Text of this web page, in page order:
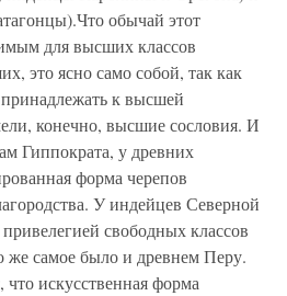
обычай этот
для высших классов
это ясно само собой, так как
к высшей
конечно, высшие сословия. И
Гиппократа, у древних
форма черепов
У индейцев Северной
свободных классов
же самое было и древнем Перу.
что искусственная форма